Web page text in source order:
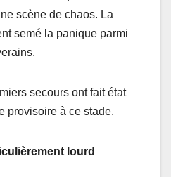
scène de chaos. La
semé la panique parmi
secours ont fait état
provisoire à ce stade.
lourd